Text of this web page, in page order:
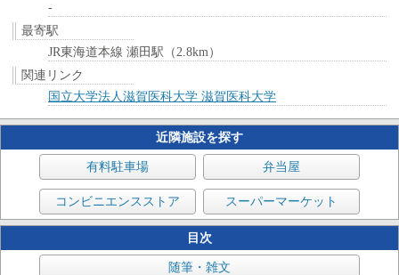
-
最寄駅
JR東海道本線 瀬田駅（2.8km）
関連リンク
国立大学法人滋賀医科大学 滋賀医科大学
近隣施設を探す
有料駐車場 弁当屋
コンビニエンスストア スーパーマーケット
目次
随筆・雑文